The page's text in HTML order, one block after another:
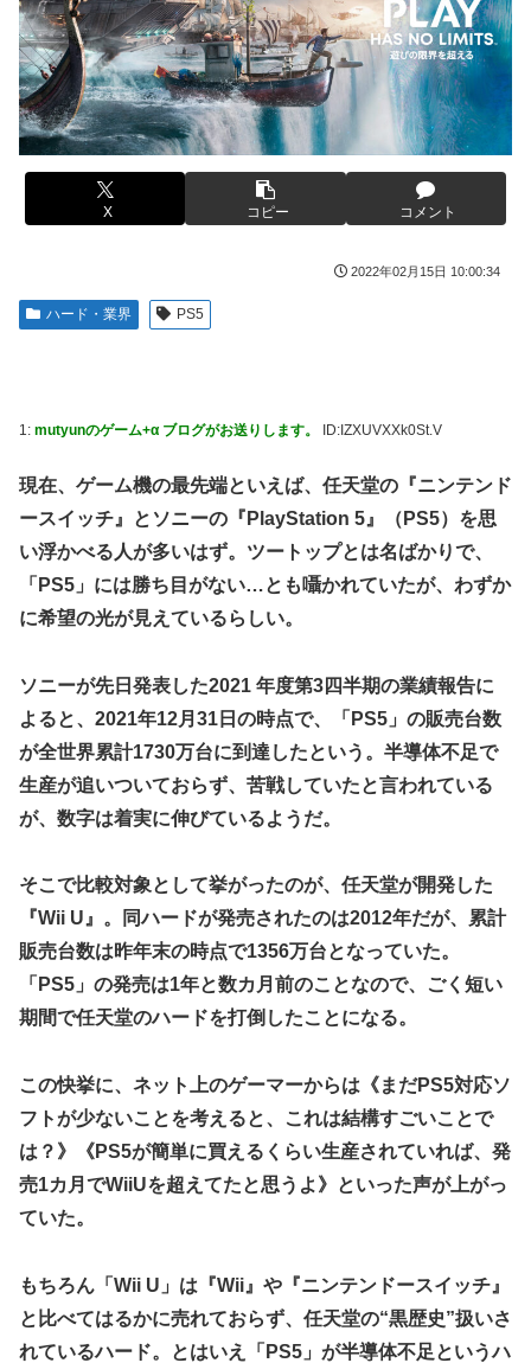
海外「日本は戦勝国なんだよ」 戦後の日本人の特別な生き
様に各国から称賛の声
【画像】居酒屋さん、6人で長居して会計4939円しか使わな
い客にお気持ち表明してしまう←コレどっちが悪いん
や？？？？？？
女芸人の吉住さん（36）メイクしたら普通に美人の部類だっ
たと判明ｗｗｗｗｗｗｗｗｗ
韓国人「韓国が米韓通貨スワップ交渉に全力を注ぐべき理由
チンチクリンに見えてしまう
女芸人の吉住さん（36）メイクしたら普通に美人の部類だっ
たと判明ｗｗｗｗｗｗｗｗｗ
大竹しのぶ「戦争放棄の国であり続けよう」←この投稿が話
「ドラクエ11」攻略感想(54/クリア後)マルティナの「しん
ぴのビスチェ」可愛い！そしてメドローアやギガバーストき
たー！
私の彼に裏表がなさすぎる 第3話
【虹ヶ咲】「夏はせつ泣き」がキャッチコピーの映画【ラブ
【ウマ娘】ウマ娘バストTOP20
ｗｗｗｗｗｗｗｗｗｗ
【日向坂46】Zepp Osaka、客席が想像以上にヤバい…
【速報】とある魔術の禁書目録、最新刊でヒロイン戦争決着
海外「日本なんて行くんじゃなかった…」 日本を知ってし
まったディズニー信者、帰国後『本家』に失望する事態に
【ウマ娘】セイちゃんの攻撃力を見よ！！！
FF4とかいうカッコいい竜騎士が活躍するゲーム最高だよな
【スターウォーズ】グローグーってすごい人気あるんだな…
【艦これ】でもイベントのたびに思うんだ 空母機動部隊っ
てクソだわ！
【艦これ】ひみつの通り道 他
【艦これ】ナマケモノアガノウサギ 他
【虹ヶ咲】「夏はせつ泣き」がキャッチコピーの映画【ラブ
ライブ！】
フジテレビ「2026 FORMULA1 サマーブレイクSP」を明日
お前ら「日本も核武装汁！」←１万発の核弾頭どこに
海外「日本なんて行くんじゃなかった…」 日本を知ってし
だ米が売れず「損切り祭り」開幕へ
【避難所】キッチンカー、から揚げや麺類提供 40代女性
感じていた」→時事通信タイトル「パン...
ドワンゴ川上「みい山への『障害者への配慮が足りない』と
いう批判は害悪。障害者に関わると損をするのは事実。」
が良かったと思っていた」
野田昇吾、初の準優進出目前も「一回希望」で賞典除外
高市政権に媚びて偏向報道まみれの産経新聞、コスト上昇に
耐えられず東北6県撤退を発表
X コピー コメント
2022年02月15日 10:00:34
ハード・業界 PS5
1: mutyunのゲーム+α ブログがお送りします。 ID:IZXUVXXk0St.V
現在、ゲーム機の最先端といえば、任天堂の『ニンテンド
ースイッチ』とソニーの『PlayStation 5』（PS5）を思
い浮かべる人が多いはず。ツートップとは名ばかりで、
「PS5」には勝ち目がない…とも囁かれていたが、わずか
に希望の光が見えているらしい。
ソニーが先日発表した2021 年度第3四半期の業績報告に
よると、2021年12月31日の時点で、「PS5」の販売台数
が全世界累計1730万台に到達したという。半導体不足で
生産が追いついておらず、苦戦していたと言われている
が、数字は着実に伸びているようだ。
そこで比較対象として挙がったのが、任天堂が開発した
『Wii U』。同ハードが発売されたのは2012年だが、累計
販売台数は昨年末の時点で1356万台となっていた。
「PS5」の発売は1年と数カ月前のことなので、ごく短い
期間で任天堂のハードを打倒したことになる。
この快挙に、ネット上のゲーマーからは《まだPS5対応ソ
フトが少ないことを考えると、これは結構すごいことで
は？》《PS5が簡単に買えるくらい生産されていれば、発
売1カ月でWiiUを超えてたと思うよ》といった声が上がっ
ていた。
もちろん「Wii U」は『Wii』や『ニンテンドースイッチ』
と比べてはるかに売れておらず、任天堂の“黒歴史”扱いさ
れているハード。とはいえ「PS5」が半導体不足というハ